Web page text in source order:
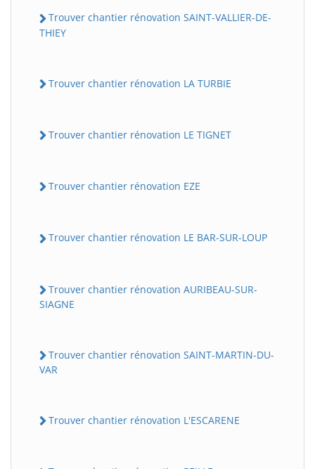
Trouver chantier rénovation SAINT-VALLIER-DE-
THIEY
Trouver chantier rénovation LA TURBIE
Trouver chantier rénovation LE TIGNET
Trouver chantier rénovation EZE
Trouver chantier rénovation LE BAR-SUR-LOUP
Trouver chantier rénovation AURIBEAU-SUR-
SIAGNE
Trouver chantier rénovation SAINT-MARTIN-DU-
VAR
Trouver chantier rénovation L'ESCARENE